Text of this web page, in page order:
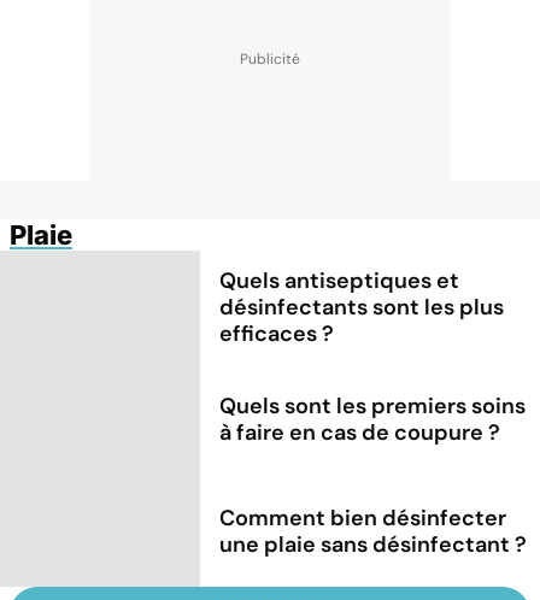
Plaie
Quels antiseptiques et
désinfectants sont les plus
efficaces ?
Quels sont les premiers soins
à faire en cas de coupure ?
Comment bien désinfecter
une plaie sans désinfectant ?